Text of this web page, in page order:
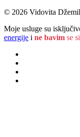
© 2026 Vidovita
Moje usluge su
energije i ne bavim se